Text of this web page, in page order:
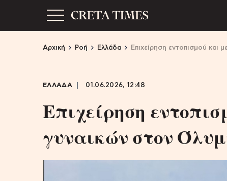
Αρχική Ροή Ελλάδα Επιχείρηση εντοπισμού
ΕΛΛΑΔΑ 01.06.2026, 12:48
Επιχείρηση
γυναικών στον